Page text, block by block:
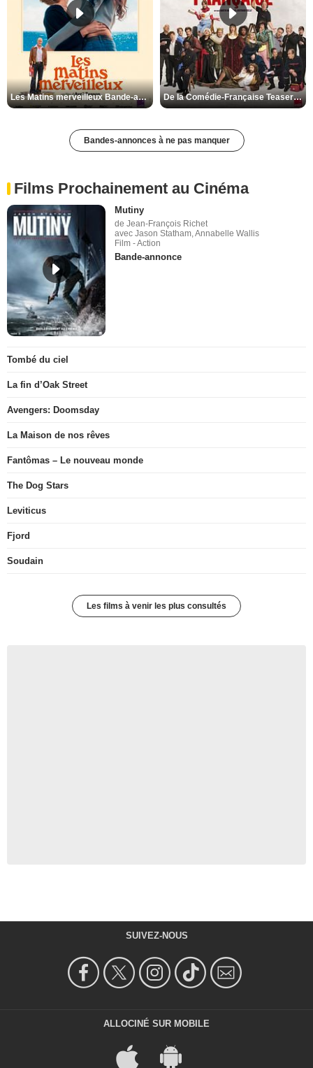
Les Matins merveilleux Bande-annonce VF De la Comédie-Française Teaser VF
Bandes-annonces à ne pas manquer
Films Prochainement au Cinéma
Mutiny
de Jean-François Richet
avec Jason Statham, Annabelle Wallis
Film - Action
Bande-annonce
Tombé du ciel
La fin d’Oak Street
Avengers: Doomsday
La Maison de nos rêves
Fantômas – Le nouveau monde
The Dog Stars
Leviticus
Fjord
Soudain
Les films à venir les plus consultés
SUIVEZ-NOUS
ALLOCINÉ SUR MOBILE